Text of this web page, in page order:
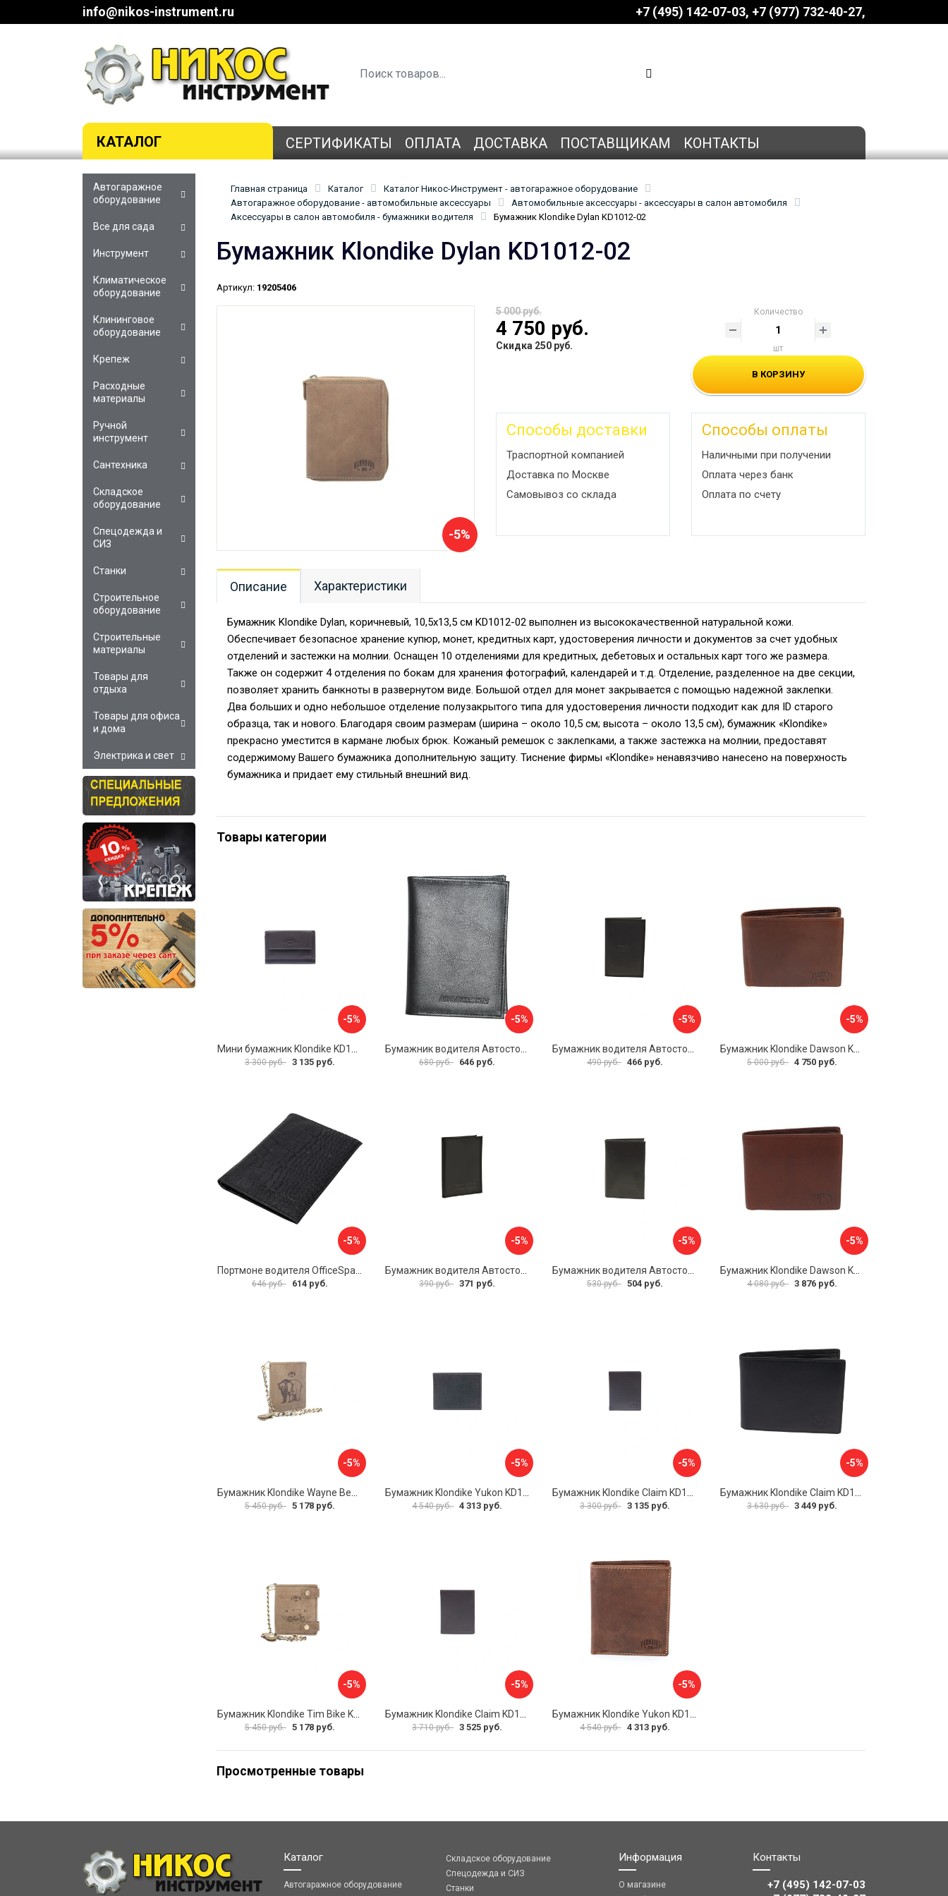
info@nikos-instrument.ru +7 (495) 142-07-03 ‎‎+7 (977) 732-40-27
КАТАЛОГ СЕРТИФИКАТЫ ОПЛАТА ДОСТАВКА ПОСТАВЩИКАМ КОНТАКТЫ
Главная страница Каталог
Каталог Никос-Инструмент - автогаражное оборудование
Автогаражное оборудование - автомобильные аксессуары
Автомобильные аксессуары - аксессуары в салон автомобиля
Аксессуары в салон автомобиля - бумажники водителя
Бумажник Klondike Dylan KD1012-02
Бумажник Klondike Dylan KD1012-02
Артикул: 19205406
-5%
5 000 руб.
4 750 руб.
Скидка 250 руб.
Количество
шт
В КОРЗИНУ
Способы доставки
Траспортной компанией
Доставка по Москве
Самовывоз со склада
Способы оплаты
Наличными при получении
Оплата через банк
Оплата по счету
Описание Характеристики
Бумажник Klondike Dylan, коричневый, 10,5x13,5 см KD1012-02 выполнен из высококачественной натуральной кожи.
Обеспечивает безопасное хранение купюр, монет, кредитных карт, удостоверения личности и документов за счет удобных
отделений и застежки на молнии. Оснащен 10 отделениями для кредитных, дебетовых и остальных карт того же размера.
Также он содержит 4 отделения по бокам для хранения фотографий, календарей и т.д. Отделение, разделенное на две секции,
позволяет хранить банкноты в развернутом виде. Большой отдел для монет закрывается с помощью надежной заклепки.
Два больших и одно небольшое отделение полузакрытого типа для удостоверения личности подходит как для ID старого
образца, так и нового. Благодаря своим размерам (ширина – около 10,5 см; высота – около 13,5 см), бумажник «Klondike»
прекрасно уместится в кармане любых брюк. Кожаный ремешок с заклепками, а также застежка на молнии, предоставят
содержимому Вашего бумажника дополнительную защиту. Тиснение фирмы «Klondike» ненавязчиво нанесено на поверхность
бумажника и придает ему стильный внешний вид.
Товары категории
-5%
3 300 руб. 3 135 руб.
-5%
680 руб. 646 руб.
-5%
490 руб. 466 руб.
-5%
Бумажник Klondike Dawson KD1124-03
5 000 руб. 4 750 руб.
-5%
Портмоне водителя OfficeSpace 240450
646 руб. 614 руб.
-5%
Бумажник водителя Автостоп БВЛ1Л
390 руб. 371 руб.
-5%
Бумажник водителя Автостоп БВЛ7Л
530 руб. 504 руб.
-5%
Бумажник Klondike Dawson KD1120-03
4 080 руб. 3 876 руб.
-5%
5 450 руб. 5 178 руб.
-5%
4 540 руб. 4 313 руб.
-5%
3 300 руб. 3 135 руб.
-5%
3 630 руб. 3 449 руб.
-5%
5 450 руб. 5 178 руб.
-5%
3 710 руб. 3 525 руб.
-5%
4 540 руб. 4 313 руб.
Просмотренные товары
Автогаражное
оборудование
Все для сада
Инструмент
Климатическое
оборудование
Клининговое
оборудование
Крепеж
Расходные
материалы
Ручной
инструмент
Сантехника
Складское
оборудование
Спецодежда и
СИЗ
Станки
Строительное
оборудование
Строительные
материалы
Товары для
отдыха
Товары для офиса
и дома
Электрика и свет
Каталог
Автогаражное оборудование
Складское оборудование
Спецодежда и СИЗ
Станки
Информация
О магазине
Контакты
+7 (495) 142-07-03